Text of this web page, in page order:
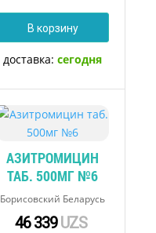
В корзину
доставка:сегодня
АЗИТРОМИЦИН
ТАБ. 500МГ №6
Борисовский Беларусь
46 339UZS